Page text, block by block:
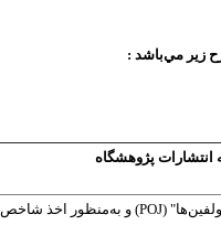
زير مي‌باشد :
انتشارات پژوهشگاه
(
POJ) و به‌منظور اخذ شاخص